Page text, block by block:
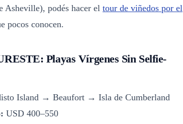
Asheville), podés hacer el tour de viñedos por el
pocos conocen.
Playas Vírgenes Sin Selfie-
Island → Beaufort → Isla de Cumberland
USD 400–550